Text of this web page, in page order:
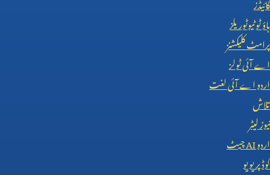
ہاؤ ٹو ٹیوٹوریلز
پرامٹ کلیکشنز
اے آئی ٹولز
اردو اے آئی لغت
تلاش
نیوز لیٹر
اردوAIچیٹ
کوڈ پریویو